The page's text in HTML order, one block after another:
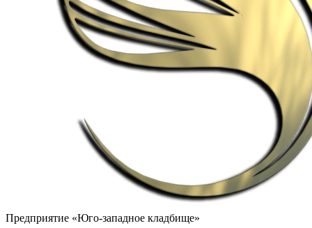
Предприятие «Юго-западное кладбище»